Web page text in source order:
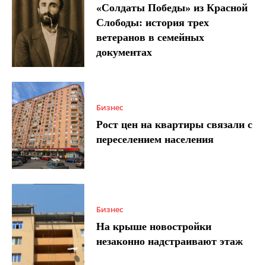
«Солдаты Победы» из Красной
Слободы: история трех
ветеранов в семейных
документах
Бизнес
Рост цен на квартиры связали с
переселением населения
Бизнес
На крыше новостройки
незаконно надстраивают этаж